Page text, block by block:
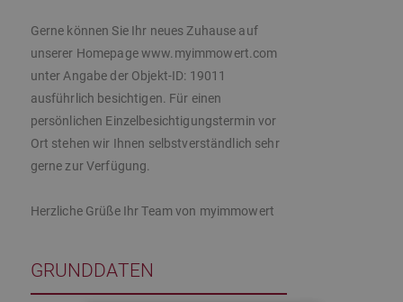
Gerne können Sie Ihr neues Zuhause auf
unserer Homepage www.myimmowert.com
unter Angabe der Objekt-ID: 19011
ausführlich besichtigen. Für einen
persönlichen Einzelbesichtigungstermin vor
Ort stehen wir Ihnen selbstverständlich sehr
gerne zur Verfügung.
Herzliche Grüße Ihr Team von myimmowert
GRUNDDATEN